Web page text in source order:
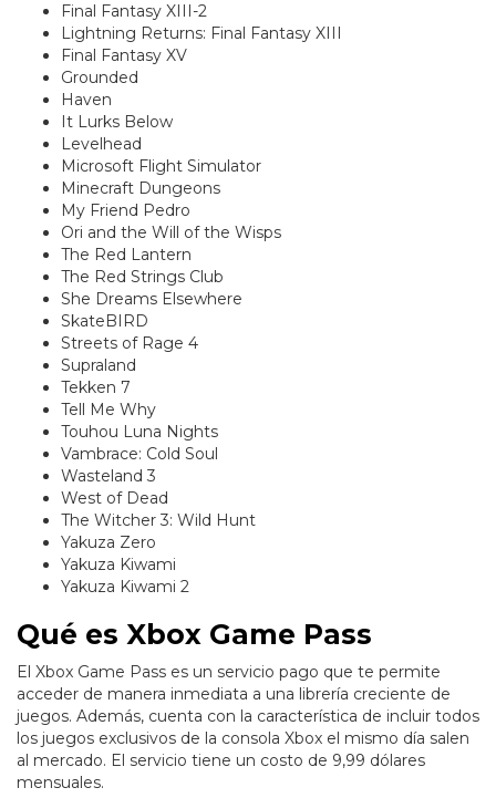
Final Fantasy XIII-2
Lightning Returns: Final Fantasy XIII
Final Fantasy XV
Grounded
Haven
It Lurks Below
Levelhead
Microsoft Flight Simulator
Minecraft Dungeons
My Friend Pedro
Ori and the Will of the Wisps
The Red Lantern
The Red Strings Club
She Dreams Elsewhere
SkateBIRD
Streets of Rage 4
Supraland
Tekken 7
Tell Me Why
Touhou Luna Nights
Vambrace: Cold Soul
Wasteland 3
West of Dead
The Witcher 3: Wild Hunt
Yakuza Zero
Yakuza Kiwami
Yakuza Kiwami 2
Qué es Xbox Game Pass
El Xbox Game Pass es un servicio pago que te permite
acceder de manera inmediata a una librería creciente de
juegos. Además, cuenta con la característica de incluir todos
los juegos exclusivos de la consola Xbox el mismo día salen
al mercado. El servicio tiene un costo de 9,99 dólares
mensuales.